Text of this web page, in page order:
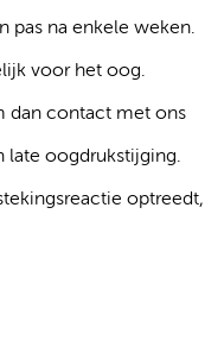
pas na enkele weken.
voor het oog.
dan contact met ons
late oogdrukstijging.
optreedt,